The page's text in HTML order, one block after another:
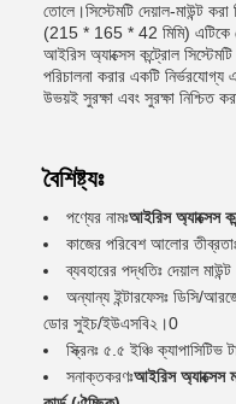
তোলে।সিস্টেমটি দেয়াল-মাউন্ট
(215 * 165 * 42 মিমি) এটিকে
আইরিস অ্যাক্সেস কন্ট্রোল
পরিচালনা করার একটি
উভয়ই সুরক্ষা এবং সুরক্ষা নিশ্চিত
বৈশিষ্ট্যঃ
পণ্যের নামঃআইরিস অ্যাক্সেস
কাজের পরিবেশ আলোর
ব্যবহারের পদ্ধতিঃ দেয়াল মাউন্ট
অন্যান্য ইন্টারফেসঃ ডিসি/
ডোর সুইচ/ইউএসবি২।0
স্ক্রিনঃ ৫.৫ ইঞ্চি
সনাক্তকরণঃআইরিস অ্যাক্সেস